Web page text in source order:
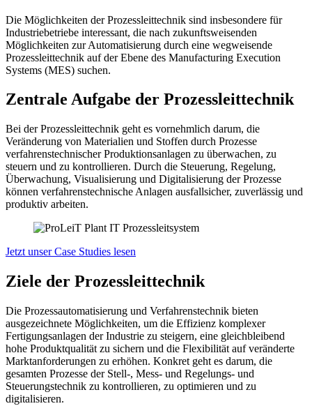
Die Möglichkeiten der Prozessleittechnik sind insbesondere für
Industriebetriebe interessant, die nach zukunftsweisenden
Möglichkeiten zur Automatisierung durch eine wegweisende
Prozessleittechnik auf der Ebene des Manufacturing Execution
Systems (MES) suchen.
Zentrale Aufgabe der Prozessleittechnik
Bei der Prozessleittechnik geht es vornehmlich darum, die
Veränderung von Materialien und Stoffen durch Prozesse
verfahrenstechnischer Produktionsanlagen zu überwachen, zu
steuern und zu kontrollieren. Durch die Steuerung, Regelung,
Überwachung, Visualisierung und Digitalisierung der Prozesse
können verfahrenstechnische Anlagen ausfallsicher, zuverlässig und
produktiv arbeiten.
Jetzt unser Case Studies lesen
Ziele der Prozessleittechnik
Die Prozessautomatisierung und Verfahrenstechnik bieten
ausgezeichnete Möglichkeiten, um die Effizienz komplexer
Fertigungsanlagen der Industrie zu steigern, eine gleichbleibend
hohe Produktqualität zu sichern und die Flexibilität auf veränderte
Marktanforderungen zu erhöhen. Konkret geht es darum, die
gesamten Prozesse der Stell-, Mess- und Regelungs- und
Steuerungstechnik zu kontrollieren, zu optimieren und zu
digitalisieren.